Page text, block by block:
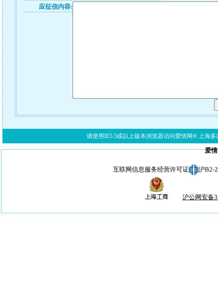
应征信内容:
请使用IE5.5或以上版本浏览器访问爱情网® 上海多
爱
互联网信息服务经营许可证 沪B2-
沪公网安备